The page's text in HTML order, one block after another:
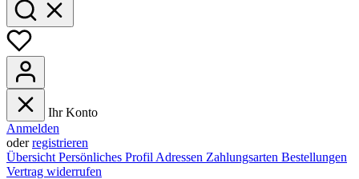
Ihr Konto
Anmelden
oderregistrieren
Übersicht Persönliches Profil Adressen Zahlungsarten Bestellungen
Vertrag widerrufen